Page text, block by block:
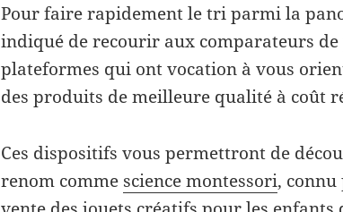
Pour faire rapidement le tri parmi la
indiqué de recourir aux comparateurs de
plateformes qui ont vocation à vous
des produits de meilleure qualité à coût
Ces dispositifs vous permettront de
renom comme science montessori,